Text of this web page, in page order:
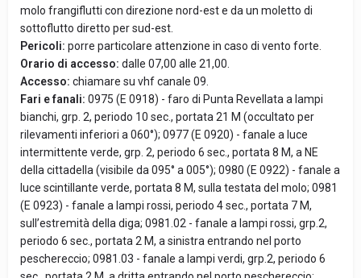
molo frangiflutti con direzione nord-est e da un moletto di
sottoflutto diretto per sud-est.
Pericoli: porre particolare attenzione in caso di vento forte.
Orario di accesso: dalle 07,00 alle 21,00.
Accesso: chiamare su vhf canale 09.
Fari e fanali: 0975 (E 0918) - faro di Punta Revellata a lampi
bianchi, grp. 2, periodo 10 sec., portata 21 M (occultato per
rilevamenti inferiori a 060°); 0977 (E 0920) - fanale a luce
intermittente verde, grp. 2, periodo 6 sec., portata 8 M, a NE
della cittadella (visibile da 095° a 005°); 0980 (E 0922) - fanale a
luce scintillante verde, portata 8 M, sulla testata del molo; 0981
(E 0923) - fanale a lampi rossi, periodo 4 sec., portata 7 M,
sull’estremità della diga; 0981.02 - fanale a lampi rossi, grp.2,
periodo 6 sec., portata 2 M, a sinistra entrando nel porto
peschereccio; 0981.03 - fanale a lampi verdi, grp.2, periodo 6